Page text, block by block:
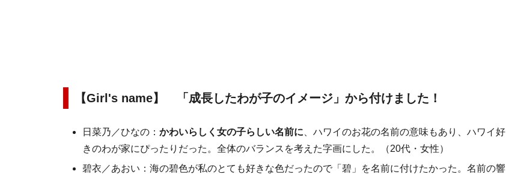
【Girl's name】 「成長したわが子のイメージ」から付けました！
日菜乃／ひなの： かわいらしく女の子らしい名前に 、ハワイのお花の名前の意味もあり、ハワイ好
きのわが家にぴったりだった。全体のバランスを考えた字画にした。（20代・女性）
碧衣／あおい：海の碧色が私のとても好きな色だったので「碧」を名前に付けたかった。名前の響